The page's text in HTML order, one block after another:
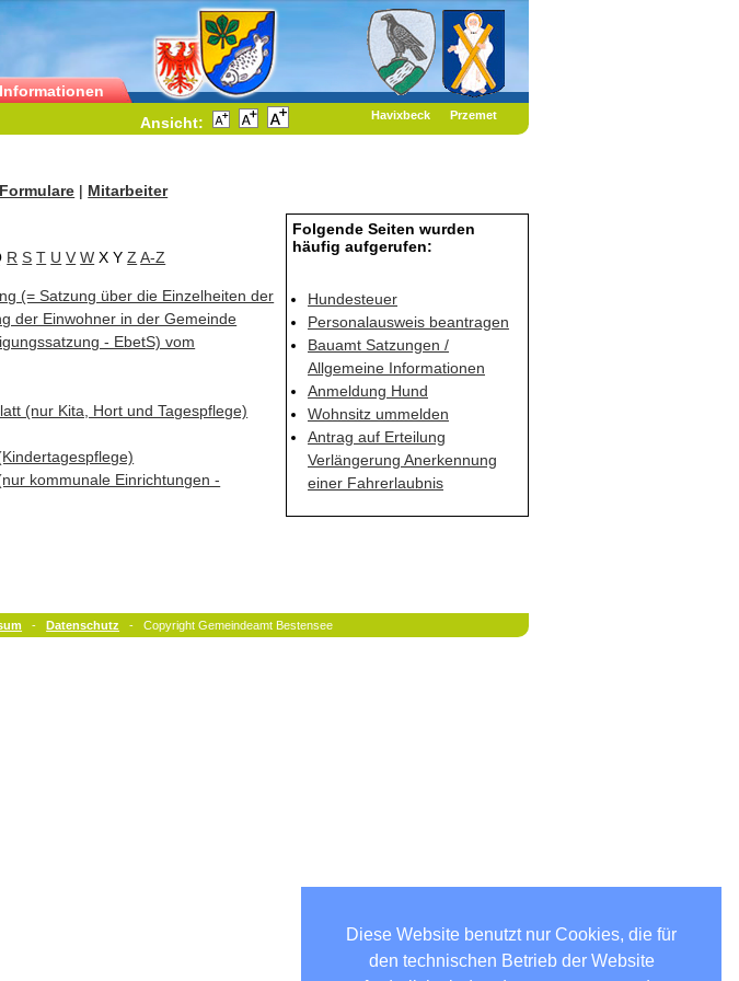
Diese Website benutzt nur Cookies, die für
den technischen Betrieb der Website
Havixbeck Przemet
Informationen
Ansicht:
Formulare | Mitarbeiter
Folgende Seiten wurden
häufig aufgerufen:
Hundesteuer
Personalausweis beantragen
Bauamt Satzungen /
Allgemeine Informationen
Anmeldung Hund
Wohnsitz ummelden
Antrag auf Erteilung
Verlängerung Anerkennung
einer Fahrerlaubnis
R S T U V W X Y Z A-Z
(= Satzung über die Einzelheiten der
der Einwohner in der Gemeinde
- EbetS) vom
(nur Kita, Hort und Tagespflege)
kommunale Einrichtungen -
-Datenschutz - Copyright Gemeindeamt Bestensee